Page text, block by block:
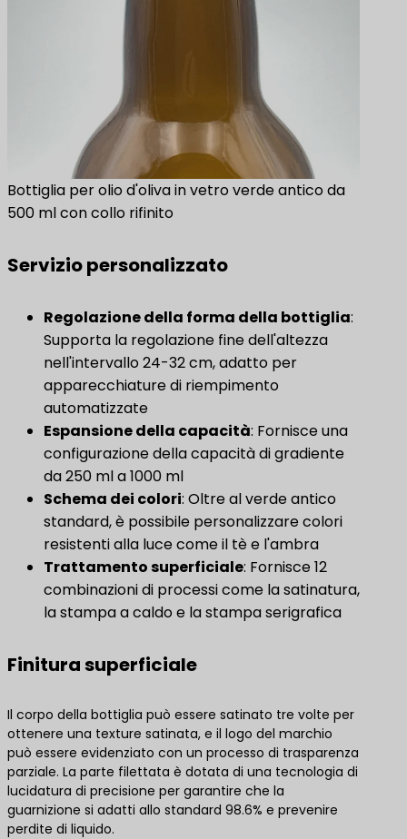
Bottiglia per olio d'oliva in vetro verde antico da
500 ml con collo rifinito
Servizio personalizzato
Regolazione della forma della bottiglia:
Supporta la regolazione fine dell'altezza
nell'intervallo 24-32 cm, adatto per
apparecchiature di riempimento
automatizzate
Espansione della capacità: Fornisce una
configurazione della capacità di gradiente
da 250 ml a 1000 ml
Schema dei colori: Oltre al verde antico
standard, è possibile personalizzare colori
resistenti alla luce come il tè e l'ambra
Trattamento superficiale: Fornisce 12
combinazioni di processi come la satinatura,
la stampa a caldo e la stampa serigrafica
Finitura superficiale
Il corpo della bottiglia può essere satinato tre volte per
ottenere una texture satinata, e il logo del marchio
può essere evidenziato con un processo di trasparenza
parziale. La parte filettata è dotata di una tecnologia di
lucidatura di precisione per garantire che la
guarnizione si adatti allo standard 98.6% e prevenire
perdite di liquido.